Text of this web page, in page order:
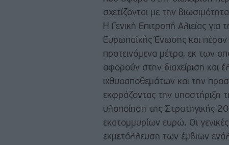
σχετίζονται με την
Η Γενική Επιτροπή Αλιείας
Ευρωπαϊκής Ένωσης και
προτεινόμενα μέτρα, εκ των
αφορούν στην διαχείριση και
ιχθυοαποθεμάτων και την
εκφράζοντας την υποστήριξη
υλοποίηση της Στρατηγικής
εκατομμυρίων ευρώ. Οι
εκμετάλλευση των έμβιων